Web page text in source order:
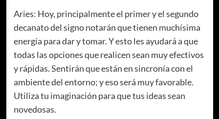
Aries: Hoy, principalmente el primer y el segundo
decanato del signo notarán que tienen muchísima
energía para dar y tomar. Y esto les ayudará a que
todas las opciones que realicen sean muy efectivos
y rápidas. Sentirán que están en sincronía con el
ambiente del entorno; y eso será muy favorable.
Utiliza tu imaginación para que tus ideas sean
novedosas.